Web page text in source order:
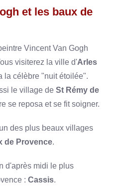
et les baux de
Vincent Van Gogh
visiterez la ville d'Arles
la célèbre "nuit étoilée".
le village deSt Rémy de
se reposa et se fit soigner.
des plus beaux villages
de Provence.
d'après midi le plus
:Cassis.